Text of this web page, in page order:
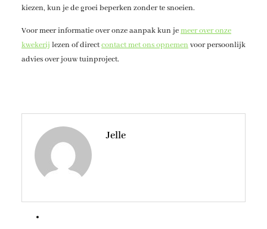
kiezen, kun je de groei beperken zonder te snoeien.
Voor meer informatie over onze aanpak kun jemeer over onze
kwekerij lezen of directcontact met ons opnemen voor persoonlijk
advies over jouw tuinproject.
Jelle